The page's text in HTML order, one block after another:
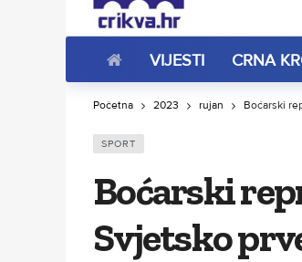
VIJESTI CRNA
Početna 2023 rujan Boćarski
SPORT
Boćarski
Svjetsko